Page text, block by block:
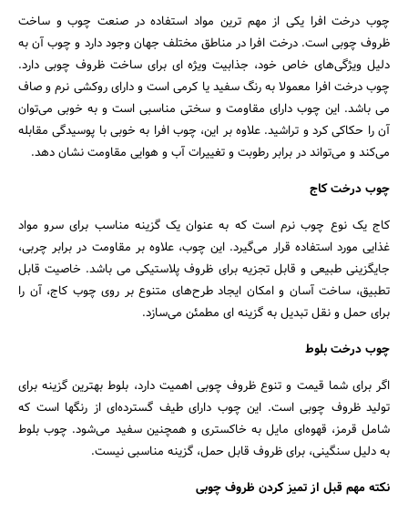
چوب درخت افرا یکی از مهم ترین مواد استفاده در صنعت چوب و ساخت
ظروف چوبی است. درخت افرا در مناطق مختلف جهان وجود دارد و چوب آن به
دلیل ویژگی‌های خاص خود، جذابیت ویژه ای برای ساخت ظروف چوبی دارد.
چوب درخت افرا معمولا به رنگ سفید یا کرمی است و دارای روکشی نرم و صاف
می باشد. این چوب دارای مقاومت و سختی مناسبی است و به خوبی می‌توان
آن را حکاکی کرد و تراشید. علاوه بر این، چوب افرا به خوبی با پوسیدگی مقابله
می‌کند و می‌تواند در برابر رطوبت و تغییرات آب و هوایی مقاومت نشان دهد.
چوب درخت کاج
کاج یک نوع چوب نرم است که به عنوان یک گزینه مناسب برای سرو مواد
غذایی مورد استفاده قرار می‌گیرد. این چوب، علاوه بر مقاومت در برابر چربی،
جایگزینی طبیعی و قابل تجزیه برای ظروف پلاستیکی می باشد. خاصیت قابل
تطبیق، ساخت آسان و امکان ایجاد طرح‌های متنوع بر روی چوب کاج، آن را
برای حمل و نقل تبدیل به گزینه ای مطمئن می‌سازد.
چوب درخت بلوط
اگر برای شما قیمت و تنوع ظروف چوبی اهمیت دارد، بلوط بهترین گزینه برای
تولید ظروف چوبی است. این چوب دارای طیف گسترده‌ای از رنگها است که
شامل قرمز، قهوه‌ای مایل به خاکستری و همچنین سفید می‌شود. چوب بلوط
به دلیل سنگینی، برای ظروف قابل حمل، گزینه مناسبی نیست.
نکته مهم قبل از تمیز کردن ظروف چوبی